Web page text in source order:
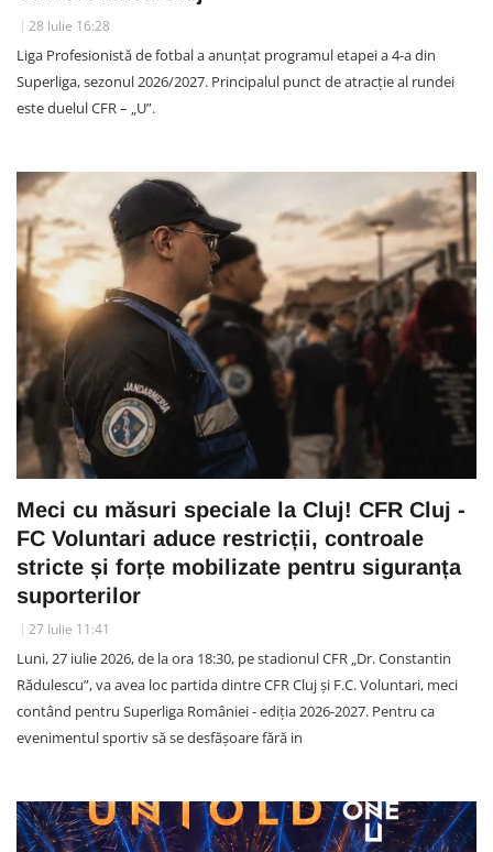
28 Iulie 16:28
Liga Profesionistă de fotbal a anunțat programul etapei a 4-a din
Superliga, sezonul 2026/2027. Principalul punct de atracție al rundei
este duelul CFR – „U”.
Meci cu măsuri speciale la Cluj! CFR Cluj -
FC Voluntari aduce restricții, controale
stricte și forțe mobilizate pentru siguranța
suporterilor
27 Iulie 11:41
Luni, 27 iulie 2026, de la ora 18:30, pe stadionul CFR „Dr. Constantin
Rădulescu”, va avea loc partida dintre CFR Cluj și F.C. Voluntari, meci
contând pentru Superliga României - ediția 2026-2027. Pentru ca
evenimentul sportiv să se desfășoare fără in